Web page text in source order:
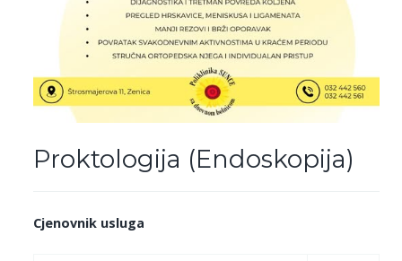
Proktologija (Endoskopija)
Cjenovnik usluga